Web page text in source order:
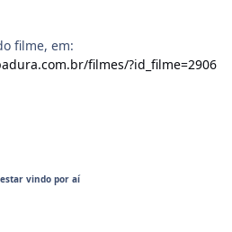
filme, em:
filmes/?id_filme=2906
vindo por aí